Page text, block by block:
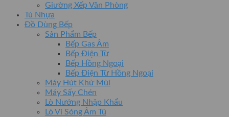
Giường Xếp Văn Phòng
Tủ Nhựa
Đồ Dùng Bếp
Sản Phẩm Bếp
Bếp Gas Âm
Bếp Điện Từ
Bếp Hồng Ngoại
Bếp Điện Từ Hồng Ngoại
Máy Hút Khử Mùi
Máy Sấy Chén
Lò Nướng Nhập Khẩu
Lò Vi Sóng Âm Tủ